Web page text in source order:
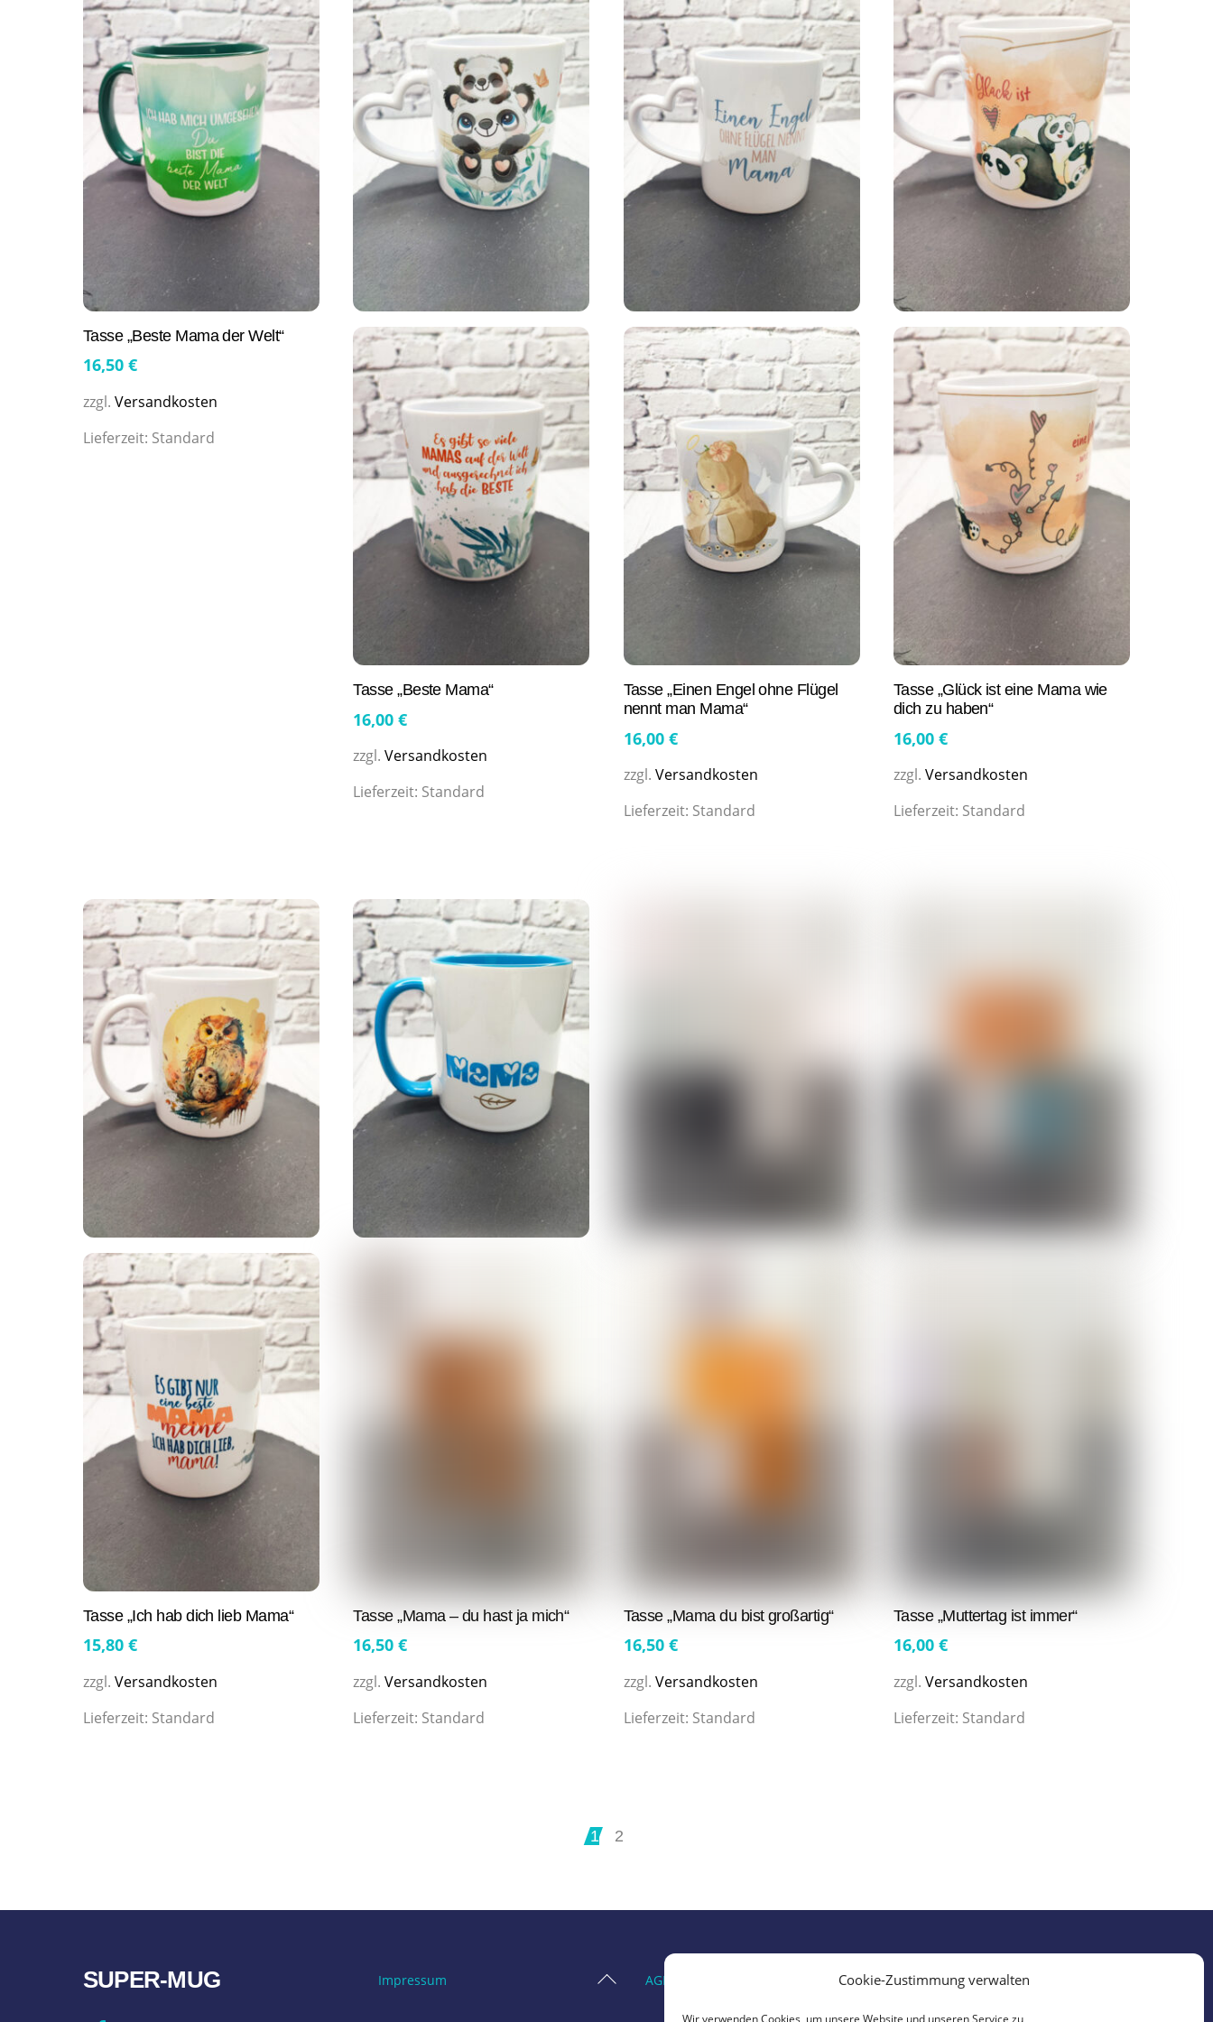
Cookie-Zustimmung verwalten
Tasse „Beste Mama der Welt“
16,50 €
zzgl. Versandkosten
Lieferzeit: Standard
Tasse „Beste Mama“
16,00€
zzgl.Versandkosten
Lieferzeit: Standard
Tasse „Einen Engel ohne Flügel
nennt man Mama“
16,00 €
zzgl. Versandkosten
Lieferzeit: Standard
Tasse „Glück ist eine Mama wie
dich zu haben“
16,00 €
zzgl. Versandkosten
Lieferzeit: Standard
Tasse „Ich hab dich lieb Mama“
15,80 €
zzgl. Versandkosten
Lieferzeit: Standard
Tasse „Mama – du hast ja mich“
16,50€
zzgl.Versandkosten
Lieferzeit: Standard
Tasse „Mama du bist großartig“
16,50 €
zzgl. Versandkosten
Lieferzeit: Standard
Tasse „Muttertag ist immer“
16,00 €
zzgl. Versandkosten
Lieferzeit: Standard
1 2
Back
SUPER-MUG Impressum AGB